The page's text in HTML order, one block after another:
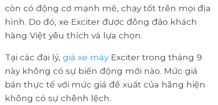
còn có động cơ mạnh mẽ, chạy tốt trên mọi địa
hình. Do đó, xe Exciter được đông đảo khách
hàng Việt yêu thích và lựa chọn.
Tại các đại lý, giá xe máyExciter trong tháng 9
này không có sự biến động mới nào. Mức giá
bán thực tế với mức giá đề xuất của hãng hiện
không có sự chênh lệch.